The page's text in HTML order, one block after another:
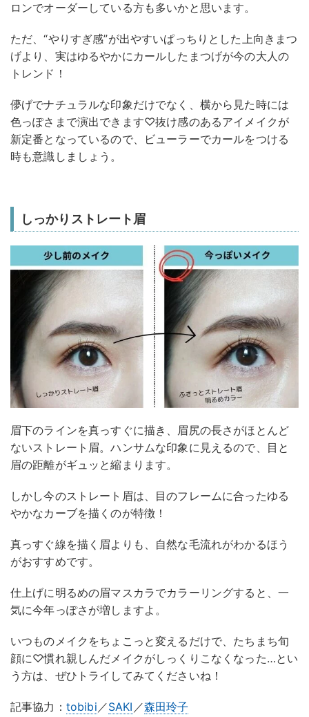
ロンでオーダーしている方も多いかと思います。
ただ、“やりすぎ感”が出やすいぱっちりとした上向きまつ
げより、実はゆるやかにカールしたまつげが今の大人の
トレンド！
儚げでナチュラルな印象だけでなく、横から見た時には
色っぽさまで演出できます♡抜け感のあるアイメイクが
新定番となっているので、ビューラーでカールをつける
時も意識しましょう。
しっかりストレート眉
眉下のラインを真っすぐに描き、眉尻の長さがほとんど
ないストレート眉。ハンサムな印象に見えるので、目と
眉の距離がギュッと縮まります。
しかし今のストレート眉は、目のフレームに合ったゆる
やかなカーブを描くのが特徴！
真っすぐ線を描く眉よりも、自然な毛流れがわかるほう
がおすすめです。
仕上げに明るめの眉マスカラでカラーリングすると、一
気に今年っぽさが増しますよ。
いつものメイクをちょこっと変えるだけで、たちまち旬
顔に♡慣れ親しんだメイクがしっくりこなくなった…とい
う方は、ぜひトライしてみてくださいね！
記事協力： tobibi ／SAKI ／森田玲子